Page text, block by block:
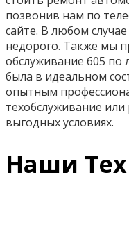
позвонив нам по
сайте. В любом
недорого. Также мы
обслуживание 605
была в идеальном
опытным
техобслуживание
выгодных условиях.
Наши